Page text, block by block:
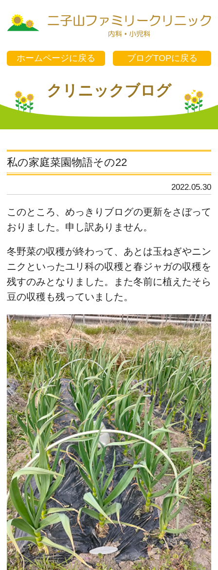
ホームページに戻る ブログTOPに戻る
クリニックブログ
私の家庭菜園物語その22
2022.05.30
このところ、めっきりブログの更新をさぼって
おりました。申し訳ありません。
冬野菜の収穫が終わって、あとは玉ねぎやニン
ニクといったユリ科の収穫と春ジャガの収穫を
残すのみとなりました。また冬前に植えたそら
豆の収穫も残っていました。